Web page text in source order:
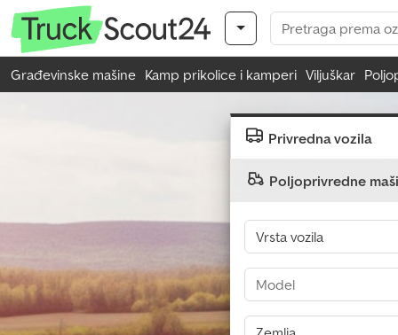
Građevinske mašine Kamp prikolice i kamperi Viljuškar
Privredna vozila
Poljoprivredne